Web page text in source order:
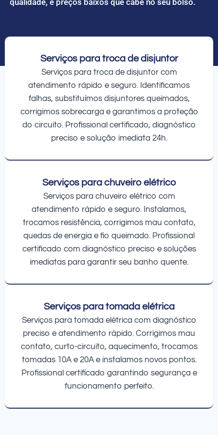
Serviços para troca de disjuntor
Serviços para troca de disjuntor com
atendimento rápido e seguro. Identificamos
falhas, substituímos disjuntores queimados,
corrigimos sobrecarga e garantimos a proteção
do circuito. Profissional certificado, diagnóstico
preciso e solução imediata 24h.
Serviços para chuveiro elétrico
Serviços para chuveiro elétrico com
atendimento rápido e seguro. Instalamos,
trocamos resistência, corrigimos mau contato,
quedas de energia e fio queimado. Profissional
certificado com diagnóstico preciso e soluções
imediatas para garantir seu banho quente.
Serviços para tomada elétrica
Serviços para tomada elétrica com diagnóstico
preciso e atendimento rápido. Corrigimos mau
contato, curto-circuito, aquecimento, trocamos
tomadas 10A e 20A e instalamos novos pontos.
Profissional certificado garantindo segurança e
funcionamento perfeito.